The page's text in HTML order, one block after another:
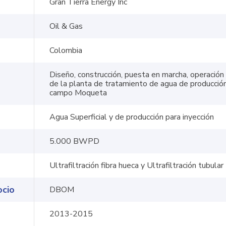
Oil & Gas
Colombia
Diseño, construcción, puesta en marcha,
de la planta de tratamiento de agua de
campo Moqueta
Agua Superficial y de producción para inyección
5.000 BWPD
Ultrafiltración fibra hueca y Ultrafiltración tubular
DBOM
2013-2015
Información
Política de
Síguenos